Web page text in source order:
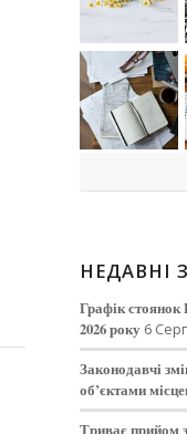
НЕДАВНІ
Графік стоянок
2026 року 6
Законодавчі
об’єктами
Триває прийом